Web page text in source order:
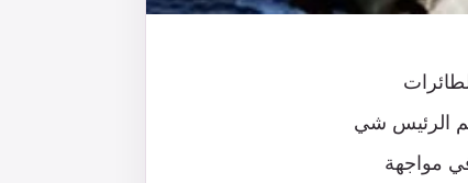
الرئيس شي
مواجهة